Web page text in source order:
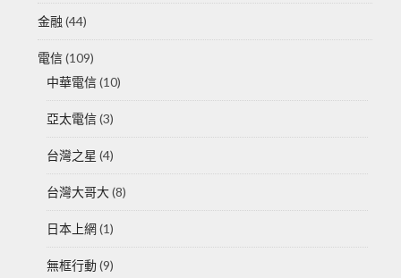
金融 (44)
電信(109)
中華電信(10)
亞太電信(3)
台灣之星 (4)
台灣大哥大(8)
日本上網(1)
無框行動(9)